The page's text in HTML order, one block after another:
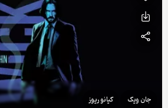
جان ویک کیانو ریوز